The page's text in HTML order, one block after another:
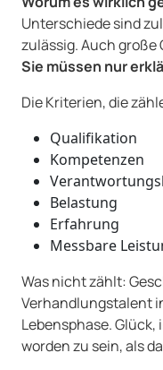
Unterschiede sind
zulässig. Auch große
Sie müssen nur
Die Kriterien, die
Qualifikation
Kompetenzen
Belastung
Erfahrung
Messbare
Was nicht zählt:
Verhandlungstalent
Lebensphase.
worden zu sein, als